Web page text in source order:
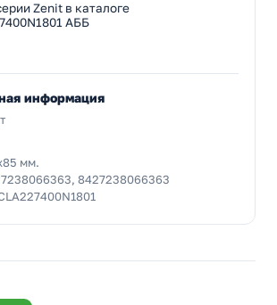
Zenit в каталоге
АББ
информация
мм.
8427238066363